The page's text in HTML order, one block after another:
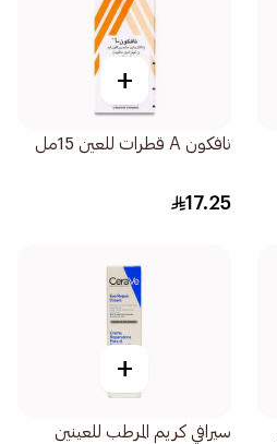
+
نافكون A قطرات للعين 15مل
17.25
+
سيرافي كريم المرطب للعينين